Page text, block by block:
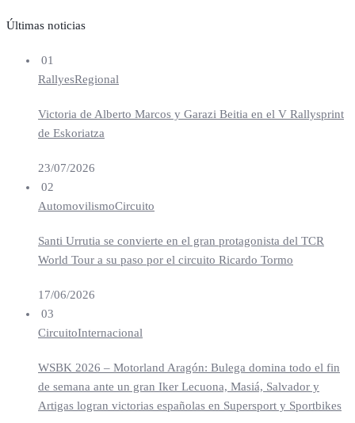
Últimas noticias
01
RallyesRegional
Victoria de Alberto Marcos y Garazi Beitia en el V Rallysprint
de Eskoriatza
23/07/2026
02
AutomovilismoCircuito
Santi Urrutia se convierte en el gran protagonista del TCR
World Tour a su paso por el circuito Ricardo Tormo
17/06/2026
03
CircuitoInternacional
WSBK 2026 – Motorland Aragón: Bulega domina todo el fin
de semana ante un gran Iker Lecuona, Masiá, Salvador y
Artigas logran victorias españolas en Supersport y Sportbikes